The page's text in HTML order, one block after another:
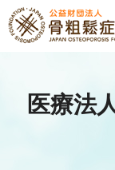
医療法